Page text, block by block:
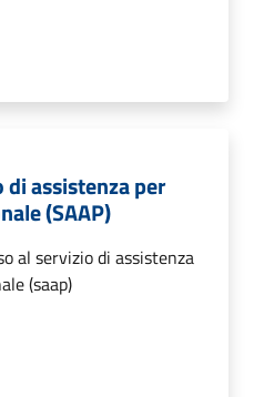
di assistenza per
(SAAP)
al servizio di assistenza
(saap)